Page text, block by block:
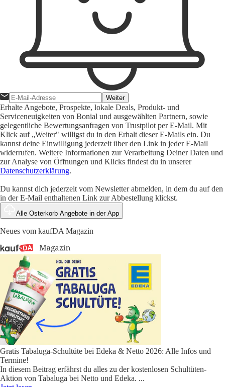
Weiter
Erhalte Angebote, Prospekte, lokale Deals, Produkt- und
Serviceneuigkeiten von Bonial und ausgewählten Partnern, sowie
gelegentliche Bewertungsanfragen von Trustpilot per E-Mail. Mit
Klick auf „Weiter" willigst du in den Erhalt dieser E-Mails ein. Du
kannst deine Einwilligung jederzeit über den Link in jeder E-Mail
widerrufen. Weitere Informationen zur Verarbeitung Deiner Daten und
zur Analyse von Öffnungen und Klicks findest du in unserer
Datenschutzerklärung.
Du kannst dich jederzeit vom Newsletter abmelden, in dem du auf den
in der E-Mail enthaltenen Link zur Abbestellung klickst.
Alle Osterkorb Angebote in der App
Neues vom kaufDA Magazin
Gratis Tabaluga-Schultüte bei Edeka & Netto 2026: Alle Infos und
Termine!
In diesem Beitrag erfährst du alles zu der kostenlosen Schultüten-
Aktion von Tabaluga bei Netto und Edeka. ...